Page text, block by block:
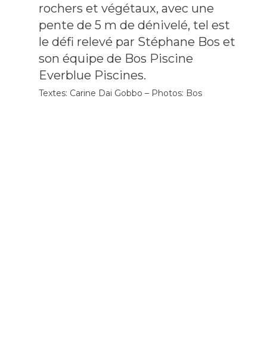
rochers et végétaux, avec une
pente de 5 m de dénivelé, tel est
le défi relevé par Stéphane Bos et
son équipe de Bos Piscine
Everblue Piscines.
Textes: Carine Dai Gobbo – Photos: Bos